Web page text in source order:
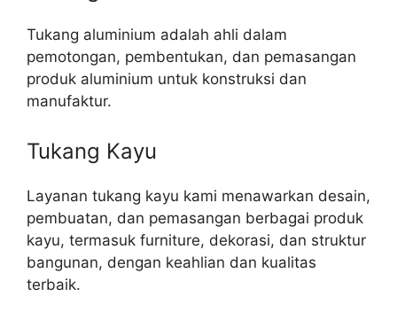
Tukang aluminium adalah ahli dalam
pemotongan, pembentukan, dan pemasangan
produk aluminium untuk konstruksi dan
manufaktur.
Tukang Kayu
Layanan tukang kayu kami menawarkan desain,
pembuatan, dan pemasangan berbagai produk
kayu, termasuk furniture, dekorasi, dan struktur
bangunan, dengan keahlian dan kualitas
terbaik.